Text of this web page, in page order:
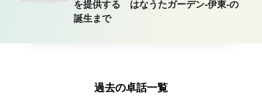
を提供する はなうたガーデン-伊東-の
誕生まで
過去の卓話一覧